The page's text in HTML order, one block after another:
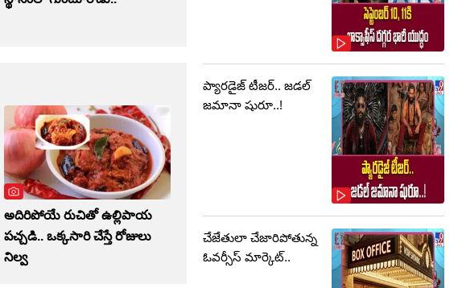
అదిరిపోయే రుచితో ఉల్లిపాయ
పచ్చడి.. ఒక్కసారి చేస్తే రోజులు
నిల్వ
ప్యారడైజ్ టీజర్.. జడల్
జమానా షురూ..!
చేజేతులా చేజారిపోతున్న
ఓవర్సీస్ మార్కెట్..